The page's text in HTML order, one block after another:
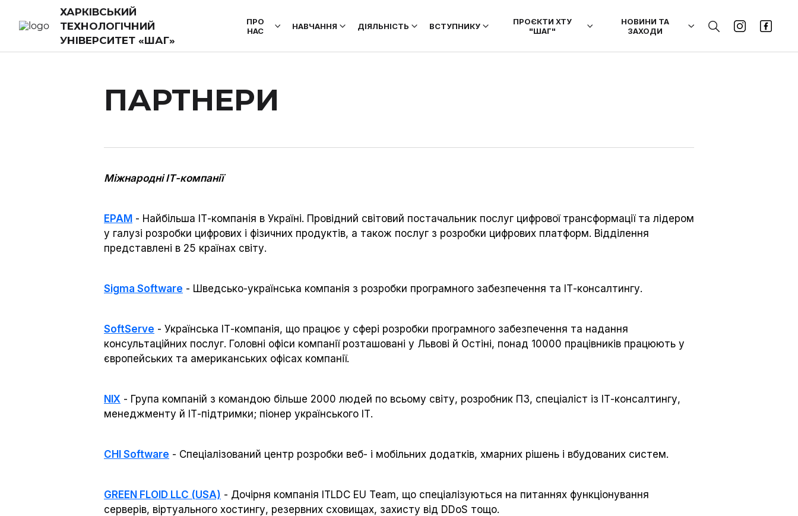
ХАРКІВСЬКИЙ
ТЕХНОЛОГІЧНИЙ
УНІВЕРСИТЕТ «ШАГ»
ПРО
НАС
НАВЧАННЯ ДІЯЛЬНІСТЬ ВСТУПНИКУ
ПРОЄКТИ ХТУ
"ШАГ"
НОВИНИ ТА
ЗАХОДИ
ПАРТНЕРИ
Міжнародні ІТ-компанії
EPAM - Найбільша ІТ-компанія в Україні. Провідний світовий постачальник послуг цифрової трансформації та лідером
у галузі розробки цифрових і фізичних продуктів, а також послуг з розробки цифрових платформ. Відділення
представлені в 25 країнах світу.
Sigma Software - Шведсько-українська компанія з розробки програмного забезпечення та ІТ-консалтингу.
SoftServe - Українська ІТ-компанія, що працює у сфері розробки програмного забезпечення та надання
консультаційних послуг. Головні офіси компанії розташовані у Львові й Остіні, понад 10000 працівників працюють у
європейських та американських офісах компанії.
NIX - Група компаній з командою більше 2000 людей по всьому світу, розробник ПЗ, спеціаліст із ІТ-консалтингу,
менеджменту й ІТ-підтримки; піонер українського ІТ.
CHI Software - Спеціалізований центр розробки веб- і мобільних додатків, хмарних рішень і вбудованих систем.
GREEN FLOID LLC (USA) - Дочірня компанія ITLDC EU Team, що спеціалізуються на питаннях функціонування
серверів, віртуального хостингу, резервних сховищах, захисту від DDoS тощо.